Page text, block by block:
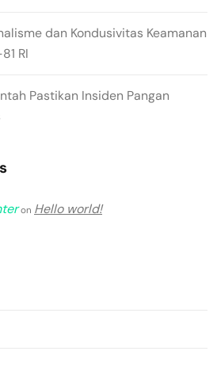
dan Kondusivitas Keamanan
RI
Pastikan Insiden Pangan
on Hello world!